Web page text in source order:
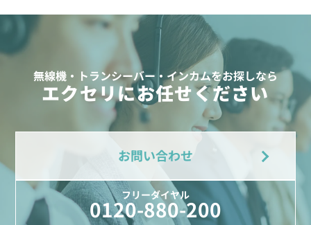
無線機・トランシーバー・インカムをお探しなら
エクセリにお任せください
お問い合わせ
フリーダイヤル
0120-880-200